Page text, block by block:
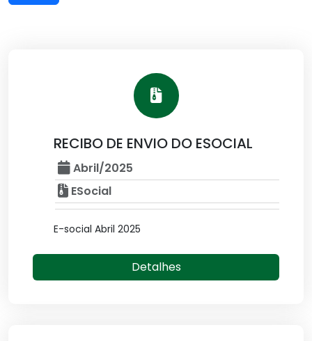
RECIBO DE ENVIO DO ESOCIAL
Abril/2025
ESocial
E-social Abril 2025
Detalhes